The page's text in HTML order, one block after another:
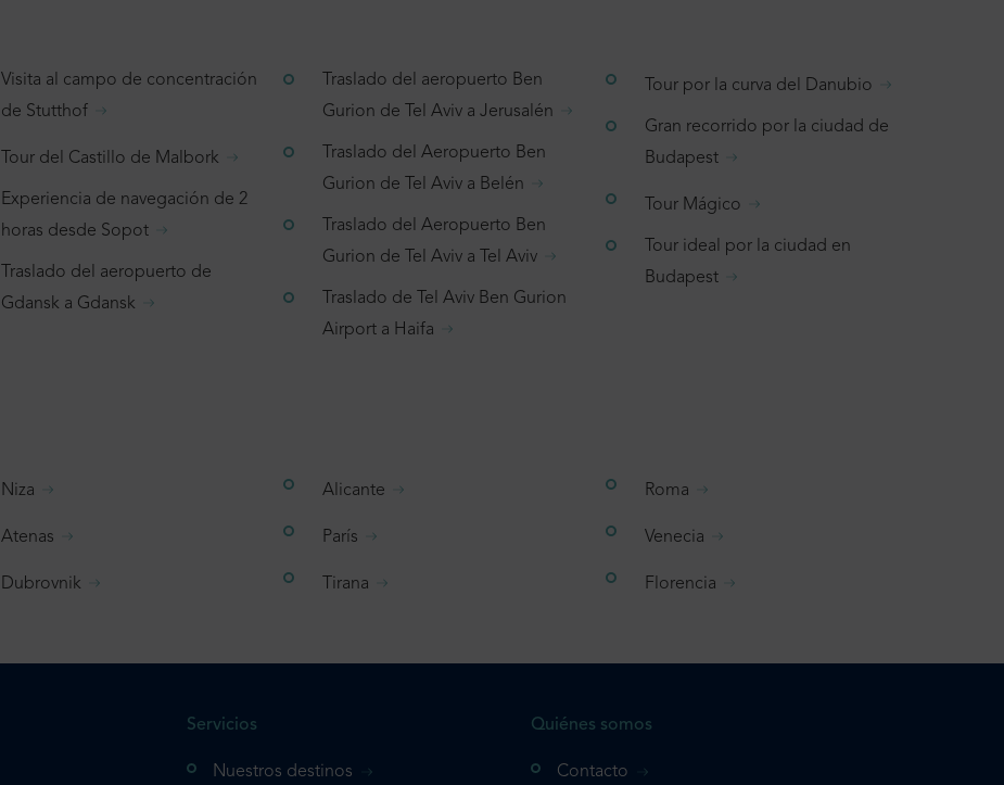
Visita al campo de concentración
de Stutthof
Tour del Castillo de Malbork
Experiencia de navegación de 2
horas desde Sopot
Traslado del aeropuerto de
Gdansk a Gdansk
Traslado del aeropuerto Ben
Gurion de Tel Aviv a Jerusalén
Traslado del Aeropuerto Ben
Gurion de Tel Aviv a Belén
Traslado del Aeropuerto Ben
Gurion de Tel Aviv a Tel Aviv
Traslado de Tel Aviv Ben Gurion
Airport a Haifa
Tour por la curva del Danubio
Gran recorrido por la ciudad de
Budapest
Tour Mágico
Tour ideal por la ciudad en
Budapest
Niza
Atenas
Dubrovnik
Alicante
París
Tirana
Roma
Venecia
Florencia
Servicios
Nuestros destinos
Quiénes somos
Contacto